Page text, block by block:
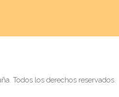
Todos los derechos reservados.